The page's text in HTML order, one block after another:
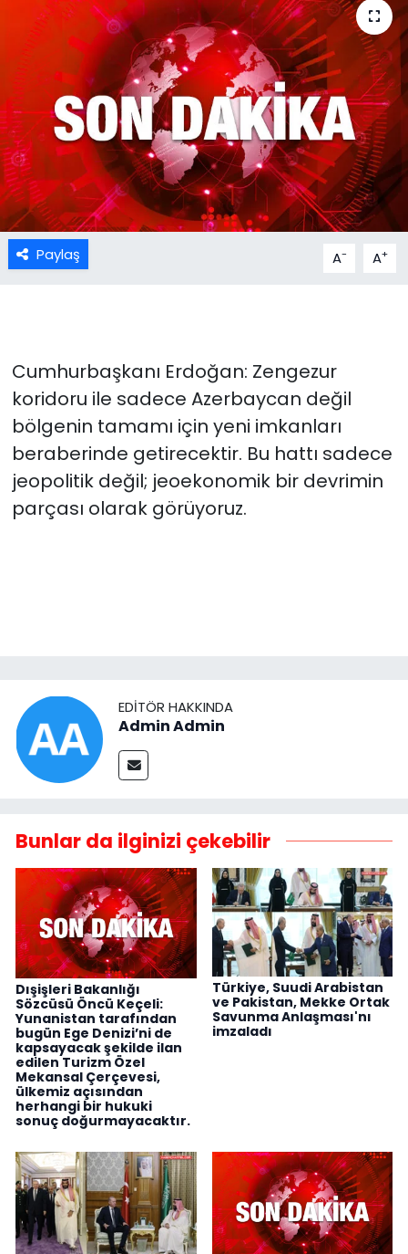
Paylaş A- A+
Cumhurbaşkanı Erdoğan: Zengezur
koridoru ile sadece Azerbaycan değil
bölgenin tamamı için yeni imkanları
beraberinde getirecektir. Bu hattı sadece
jeopolitik değil; jeoekonomik bir devrimin
parçası olarak görüyoruz.
EDITÖR HAKKINDA
Admin Admin
Bunlar da ilginizi çekebilir
Dışişleri Bakanlığı
Sözcüsü Öncü Keçeli:
Yunanistan tarafından
bugün Ege Denizi’ni de
kapsayacak şekilde ilan
edilen Turizm Özel
Mekansal Çerçevesi,
ülkemiz açısından
herhangi bir hukuki
sonuç doğurmayacaktır.
Türkiye, Suudi Arabistan
ve Pakistan, Mekke Ortak
Savunma Anlaşması'nı
imzaladı